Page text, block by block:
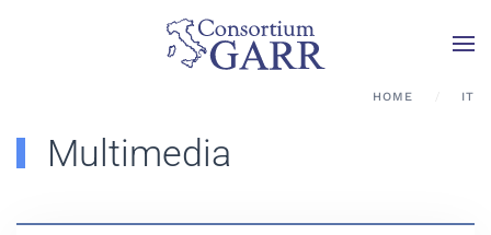
Skip to main content
HOME IT
Multimedia